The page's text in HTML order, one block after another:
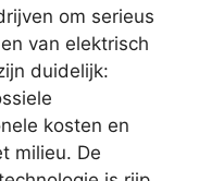
om serieus
van elektrisch
duidelijk:
kosten en
milieu. De